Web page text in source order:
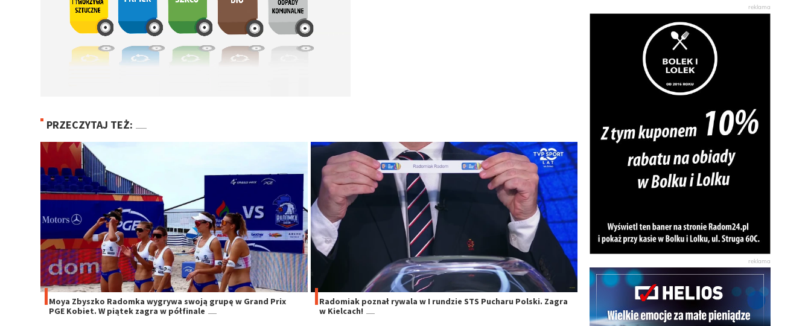
PRZECZYTAJ TEŻ:
Moya Zbyszko Radomka wygrywa swoją grupę w Grand Prix
PGE Kobiet. W piątek zagra w półfinale
Radomiak poznał rywala w I rundzie STS Pucharu Polski. Zagra
w Kielcach!